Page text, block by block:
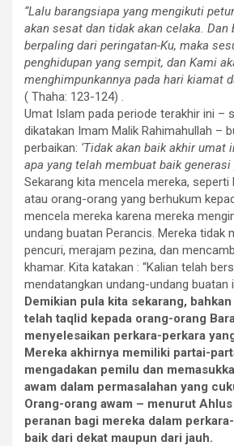
“Lalu barangsiapa yang mengikuti
akan sesat dan tidak akan celaka. Dan
berpaling dari peringatan-Ku, maka
penghidupan yang sempit, dan Kami
menghimpunkannya pada hari kiamat
( Thaha: 123-124) .
Umat Islam pada periode terakhir ini –
dikatakan Imam Malik Rahimahullah –
perbaikan: ‘Tidak akan baik akhir umat
apa yang telah membuat baik generasi
Sekarang kita mencela mereka,
atau orang-orang yang berhukum
mencela mereka karena mereka
undang buatan Perancis. Mereka tidak
pencuri, merajam pezina, dan
khamar. Kita katakan : “Kalian telah
mendatangkan undang-undang buatan
Demikian pula kita sekarang, bahkan
telah taqlid kepada orang-orang
menyelesaikan perkara-perkara
Mereka akhirnya memiliki partai-
mengadakan pemilu dan
awam dalam permasalahan yang
Orang-orang awam – menurut
peranan bagi mereka dalam
baik dari dekat maupun dari jauh.